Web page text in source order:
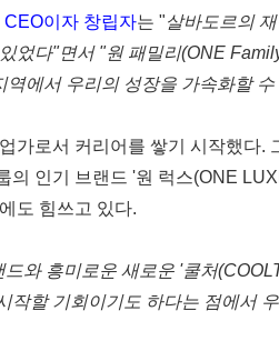
CEO이자 창립자는 "살바도르의
있었다"면서 "원 패밀리(ONE
역에서 우리의 성장을 가속화할 수
가로서 커리어를 쌓기 시작했다.
의 인기 브랜드 '원 럭스(ONE
도 힘쓰고 있다.
드와 흥미로운 새로운 '쿨처
작할 기회이기도 하다는 점에서